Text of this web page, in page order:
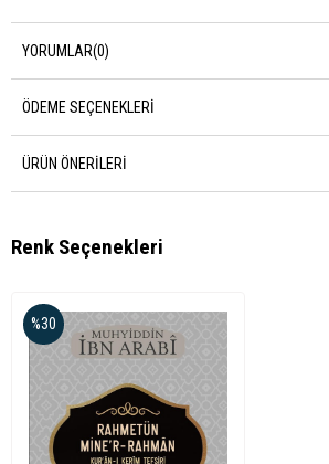
YORUMLAR(0)
ÖDEME SEÇENEKLERI
ÜRÜN ÖNERILERI
Renk Seçenekleri
%30